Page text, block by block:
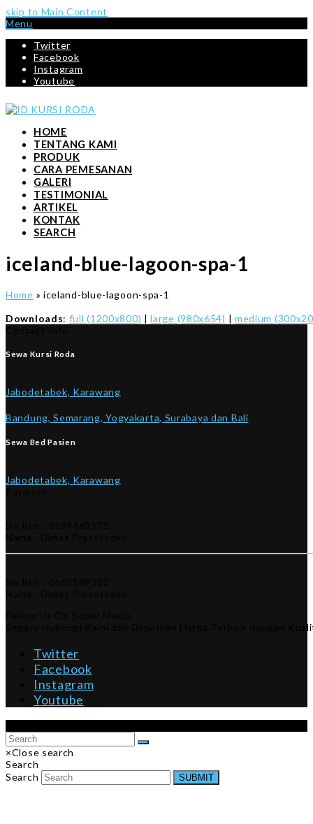
skip to Main Content
Menu
Twitter
Facebook
Instagram
Youtube
HOME
TENTANG KAMI
PRODUK
CARA PEMESANAN
GALERI
TESTIMONIAL
ARTIKEL
KONTAK
SEARCH
iceland-blue-lagoon-spa-1
Home » iceland-blue-lagoon-spa-1
Downloads: full (1200x800) |large (980x654) | medium
Sewa Kursi Roda
Jabodetabek, Karawang
Bandung, Semarang, Yogyakarta, Surabaya dan Bali
Sewa Bed Pasien
Jabodetabek, Karawang
Segera Hubungi Kami dan Dapatkan Harga Terbaik dengan
Twitter
Facebook
Instagram
Youtube
×Close search
Search
Search
SUBMIT